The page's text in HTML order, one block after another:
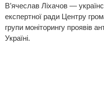
В’ячеслав Ліхачов —
експертної ради Центру
групи моніторингу проявів
Україні.